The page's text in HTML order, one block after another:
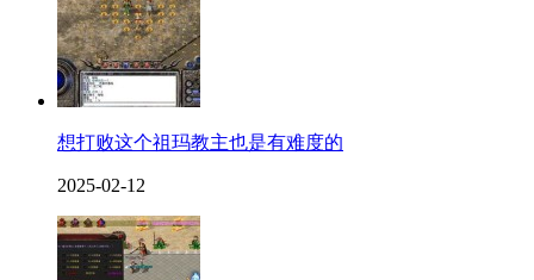
想打败这个祖玛教主也是有难度的
2025-02-12